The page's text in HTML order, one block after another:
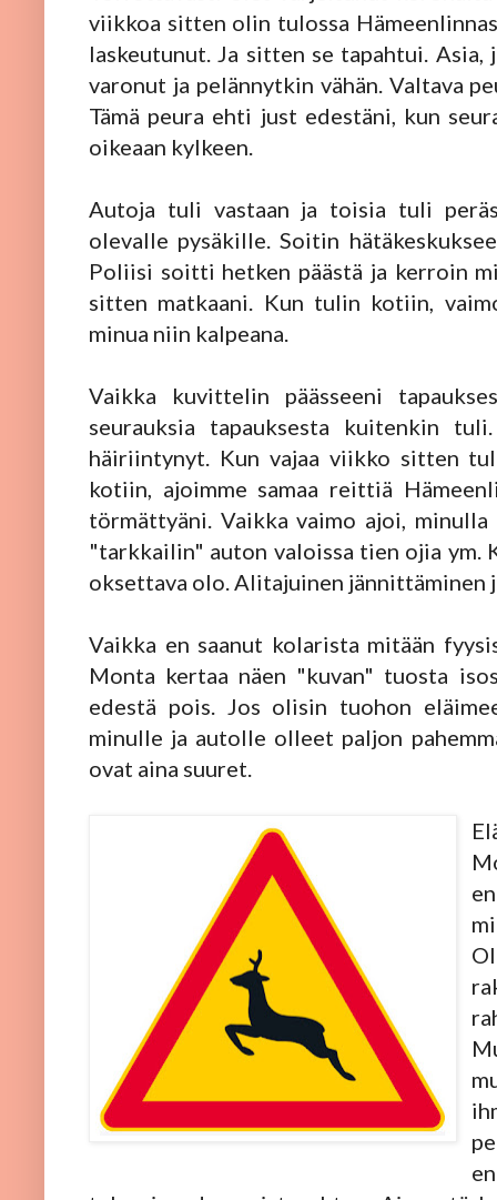
viikkoa sitten olin tulossa
laskeutunut. Ja sitten se tapahtui.
varonut ja pelännytkin vähän. Valtava
Tämä peura ehti just edestäni, kun
oikeaan kylkeen.
Autoja tuli vastaan ja toisia tuli
olevalle pysäkille. Soitin
Poliisi soitti hetken päästä ja kerroin
sitten matkaani. Kun tulin kotiin,
minua niin kalpeana.
Vaikka kuvittelin päässeeni
seurauksia tapauksesta kuitenkin
häiriintynyt. Kun vajaa viikko sitten
kotiin, ajoimme samaa reittiä
törmättyäni. Vaikka vaimo ajoi,
"tarkkailin" auton valoissa tien ojia ym.
oksettava olo. Alitajuinen jännittäminen
Vaikka en saanut kolarista mitään
Monta kertaa näen "kuvan" tuosta
edestä pois. Jos olisin tuohon
minulle ja autolle olleet paljon
ovat aina suuret.